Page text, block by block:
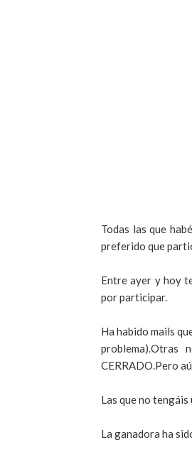
Todas las que
preferido que
Entre ayer y hoy
por participar.
Ha habido mails
problema).Otras
CERRADO.Pero
Las que no
La ganadora ha